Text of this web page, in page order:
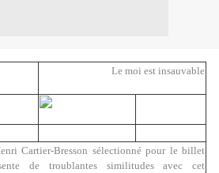
Le moi est insauvable
Cartier-Bresson sélectionné pour le billet
de troublantes similitudes avec cet